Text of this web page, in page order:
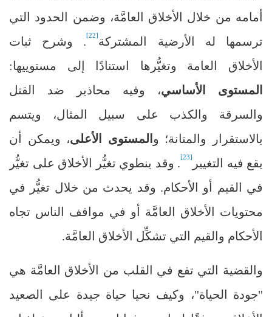
أمامه من خلال الأخلاق العامَّة، وضمن الحدود التي
ترسمها له الأرضية المشتركة[22]
. وشرح ثبات
الأخلاق العامة وتغيُّرها استنادًا إلى مستوييها:
المستوى الأساسي، وفيه محاذير ضد القتل
والسرقة والكذب على سبيل المثال، ويتسم
بالاستقرار والمتانة؛ و المستوى الأعلى، ويمكن أن
يقع فيه التغيير [23]
. وقد ينطوي تغيُّر الأخلاق على تغيُّر
في القيم أو الأحكام. وقد يحدث من خلال تغيُّر في
محتويات الأخلاق العامَّة أو في مواقف الناس تجاه
الأحكام والقيم التي تشكِّل الأخلاق العامَّة.
والقضية التي تقع في القلب من الأخلاق العامَّة هي
"جودة الحياة"، وكيف نحيا حياة جيدة على الصعيد